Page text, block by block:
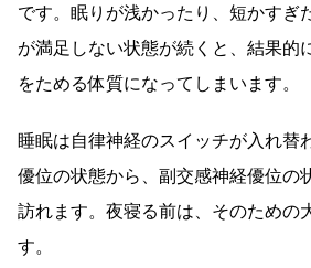
です。眠りが浅かったり、短かすぎ
が満足しない状態が続くと、結果的
をためる体質になってしまいます。
睡眠は自律神経のスイッチが入れ替
優位の状態から、副交感神経優位の
訪れます。夜寝る前は、そのための
す。